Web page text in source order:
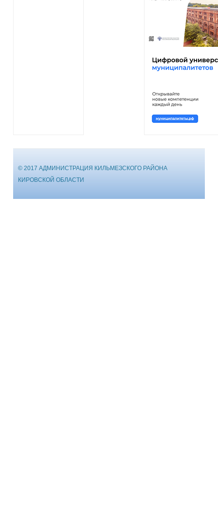
© 2017 АДМИНИСТРАЦИЯ КИЛЬМЕЗСКОГО РАЙОНА
КИРОВСКОЙ ОБЛАСТИ